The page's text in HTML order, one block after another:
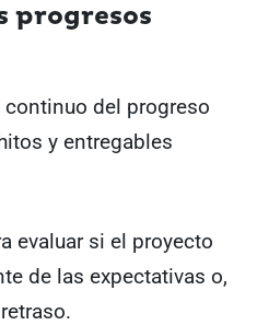
progresos
del progreso
y entregables
evaluar si el proyecto
de las expectativas o,